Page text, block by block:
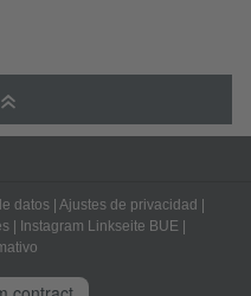
datos Ajustes de privacidad
Instagram Linkseite BUE